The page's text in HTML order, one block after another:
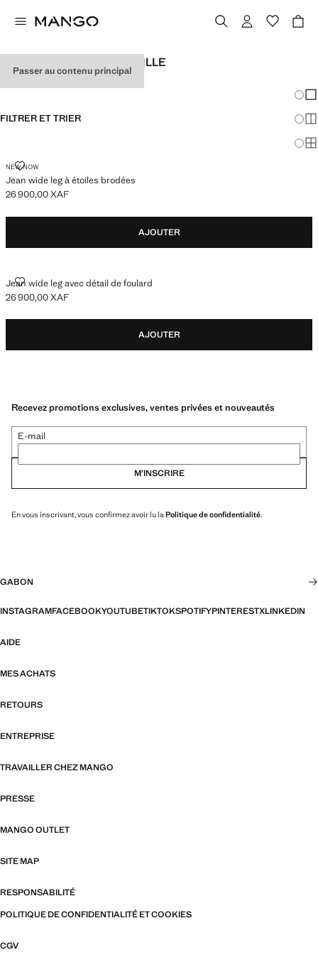
Passer au contenu principal
JEANS WIDELEG POUR FILLE
FILTRER ET TRIER
NEW NOW
Jean wide leg à étoiles brodées
JEAN WIDE LEG À ÉTOILES BRODÉES
Prix actuel [26 900,00 XAF ]
26 900,00 XAF
AJOUTER
Jean wide leg avec détail de foulard
JEAN WIDE LEG AVEC DÉTAIL DE FOULARD
Prix actuel [26 900,00 XAF ]
26 900,00 XAF
AJOUTER
Recevez promotions exclusives, ventes privées et nouveautés
E-mail
M’INSCRIRE
En vous inscrivant, vous confirmez avoir lu la Politique de confidentialité.
GABON
INSTAGRAMFACEBOOKYOUTUBETIKTOKSPOTIFYPINTERESTXLINKEDIN
AIDE
MES ACHATS
RETOURS
ENTREPRISE
TRAVAILLER CHEZ MANGO
PRESSE
MANGO OUTLET
SITE MAP
RESPONSABILITÉ
POLITIQUE DE CONFIDENTIALITÉ ET COOKIES
CGV